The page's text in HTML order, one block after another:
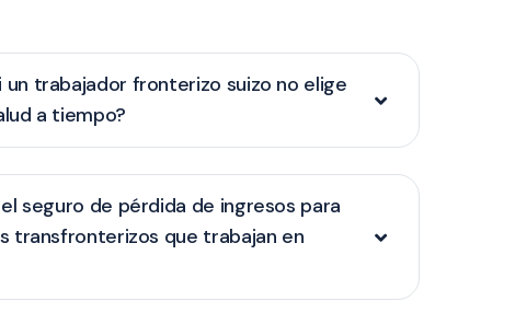
un trabajador fronterizo suizo no elige
a tiempo?
seguro de pérdida de ingresos para
transfronterizos que trabajan en